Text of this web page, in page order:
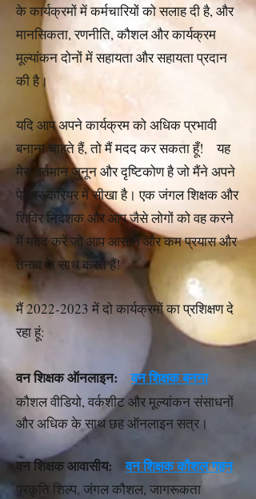
के कार्यक्रमों में कर्मचारियों को सलाह दी है, और
मानसिकता, रणनीति, कौशल और कार्यक्रम
मूल्यांकन दोनों में सहायता और सहायता प्रदान
की है।
यदि आप अपने कार्यक्रम को अधिक प्रभावी
बनाना चाहते हैं, तो मैं मदद कर सकता हूँ! यह
मेरा वर्तमान जुनून और दृष्टिकोण है जो मैंने अपने
पेशेवर करियर में सीखा है। एक जंगल शिक्षक और
शिविर निदेशक और आप जैसे लोगों को वह करने
में मदद करें जो आप आसान और कम प्रयास और
तनाव के साथ करते हैं!
मैं2022-2023में दो कार्यक्रमों का प्रशिक्षण दे
रहा हूं:
वन शिक्षक ऑनलाइन:वन शिक्षक बनना
कौशल वीडियो, वर्कशीट और मूल्यांकन संसाधनों
और अधिक के साथ छह ऑनलाइन सत्र।
वन शिक्षक आवासीय:वन शिक्षक कौशल गहन
प्रकृति शिल्प, जंगल कौशल, जागरूकता